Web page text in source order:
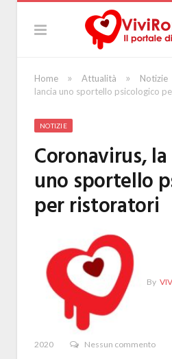
Home » Attualità » Notizie
lancia uno sportello psicologico
NOTIZIE
Coronavirus,
uno sportello
per ristoratori
By
2020 Nessun commento